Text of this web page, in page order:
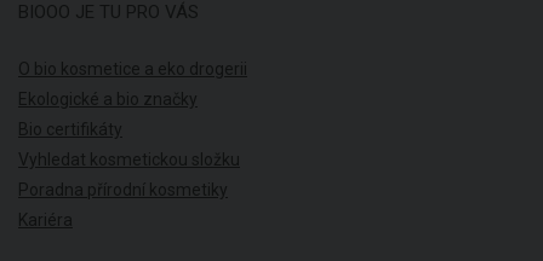
BIOOO JE TU PRO VÁS
O bio kosmetice a eko drogerii
Ekologické a bio značky
Bio certifikáty
Vyhledat kosmetickou složku
Poradna přírodní kosmetiky
Kariéra